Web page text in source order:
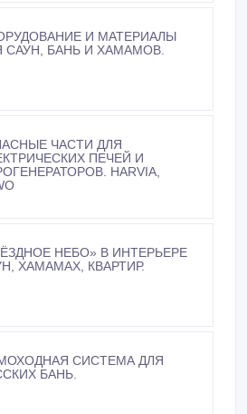
И МАТЕРИАЛЫ
САУН, БАНЬ И ХАМАМОВ.
ЧАСТИ ДЛЯ
ПЕЧЕЙ И
HARVIA,
НЕБО» В ИНТЕРЬЕРЕ
ХАМАМАХ, КВАРТИР.
СИСТЕМА ДЛЯ
БАНЬ.